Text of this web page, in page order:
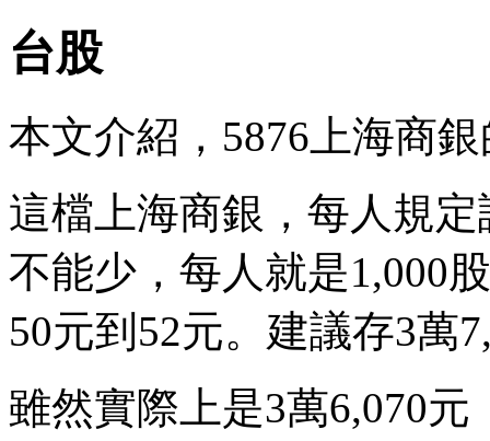
台股
本文介紹，5876上海商
這檔上海商銀，每人規
不能少，每人就是1,000
50元到52元。建議存3萬
雖然實際上是3萬6,070